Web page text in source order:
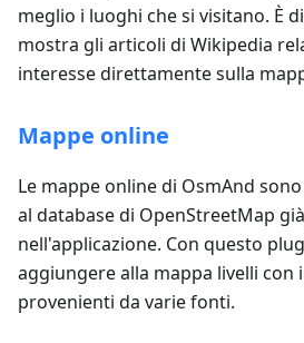
meglio i luoghi che si visitano. È
mostra gli articoli di Wikipedia
interesse direttamente sulla
Mappe online
Le mappe online di OsmAnd
al database di OpenStreetMap
nell'applicazione. Con questo
aggiungere alla mappa livelli con
provenienti da varie fonti.